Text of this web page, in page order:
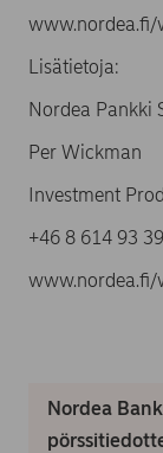
Lisätietoja:
Nordea Pankki
Per Wickman
Investment
+46 8 614
Nordea